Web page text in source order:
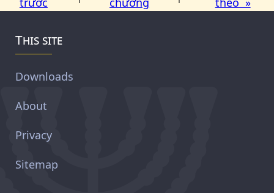
This site
Downloads
About
Privacy
Sitemap